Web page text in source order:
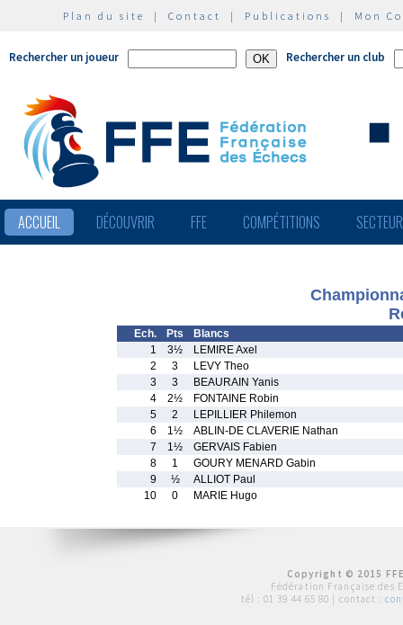
Plan du site | Contact | Publications | Mon
Rechercher un joueur Rechercher un club
ACCUEIL DÉCOUVRIR FFE COMPÉTITIONS
Ech. Pts
Blancs
1
3½
LEMIRE Axel
2
3
LEVY Theo
3
3
BEAURAIN Yanis
4
2½
FONTAINE Robin
5
2
LEPILLIER Philemon
6
1½
ABLIN-DE CLAVERIE Nathan
7
1½
GERVAIS Fabien
8
1
GOURY MENARD Gabin
9
½
ALLIOT Paul
10
0 MARIE Hugo
Copyright © 2015
Fédération Française des
tél : 01 39 44 65 80 | contact :